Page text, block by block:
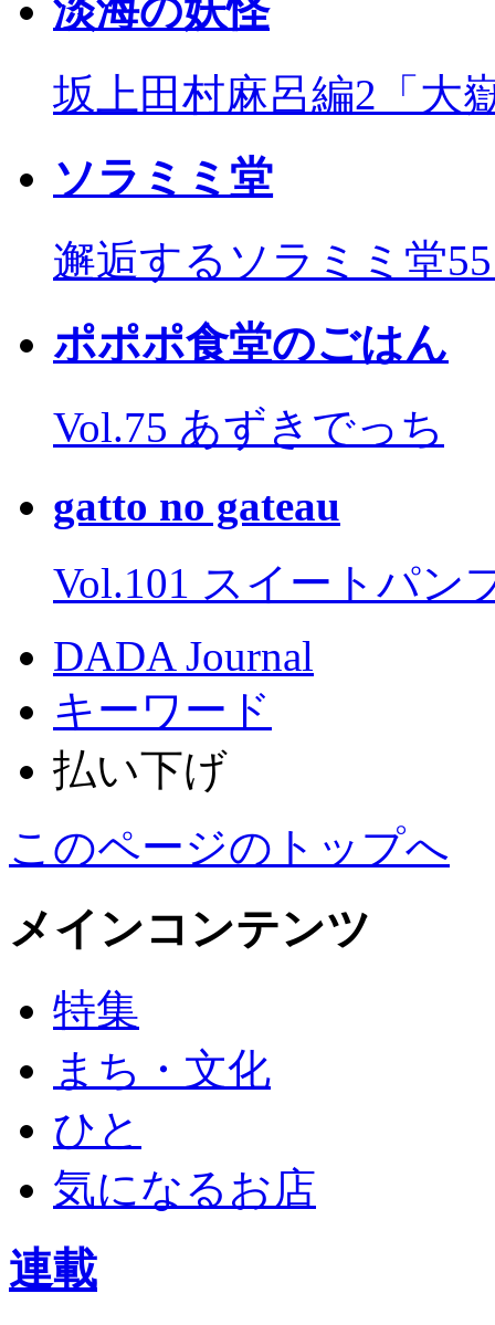
淡海の妖怪
坂上田村麻呂編2「大
ソラミミ堂
邂逅するソラミミ堂
ポポポ食堂のごはん
Vol.75 あずきでっち
gatto no gateau
Vol.101 スイートパン
DADA Journal
キーワード
払い下げ
このページのトップへ
メインコンテンツ
特集
まち・文化
ひと
気になるお店
連載